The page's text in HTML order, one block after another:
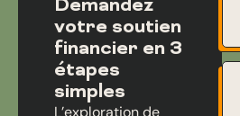
Demandez
votre soutien
financier en 3
étapes
simples
L’exploration de